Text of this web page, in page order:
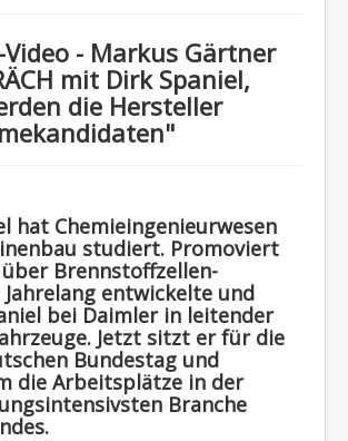
N Ü
Video - Markus Gärtner
mit Dirk Spaniel,
die Hersteller
hat Chemieingenieurwesen
studiert. Promoviert
Brennstoffzellen-
Jahrelang entwickelte und
bei Daimler in leitender
Jetzt sitzt er für die
Bundestag und
die Arbeitsplätze in der
Branche